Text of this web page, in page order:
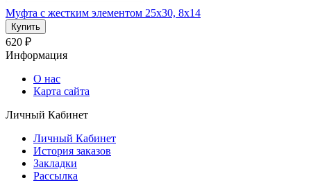
Муфта с жестким элементом 25x30, 8x14
620 ₽
Информация
О нас
Карта сайта
Личный Кабинет
Личный Кабинет
История заказов
Закладки
Рассылка